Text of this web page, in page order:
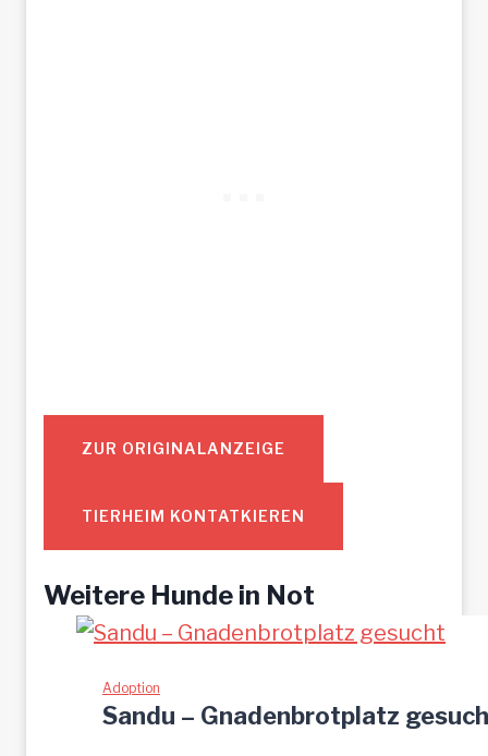
ZUR ORIGINALANZEIGE
TIERHEIM KONTATKIEREN
Weitere Hunde in Not
Adoption
Sandu – Gnadenbrotplatz